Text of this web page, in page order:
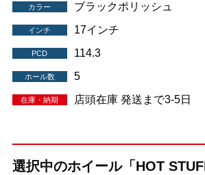
カラー ブラックポリッシュ
インチ 17インチ
PCD 114.3
ホール数 5
在庫・納期 店頭在庫 発送まで3-5日
選択中のホイール「HOT